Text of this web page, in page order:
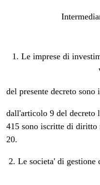
1. Le imprese di
del presente decreto
dall'articolo 9 del decreto
415 sono iscritte di
20.
2. Le societa' di gestione